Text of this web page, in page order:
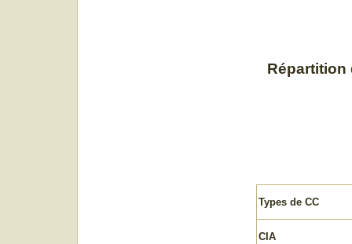
Répartition
Types de CC
CIA